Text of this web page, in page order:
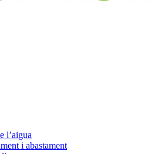
l’aigua
i abastament